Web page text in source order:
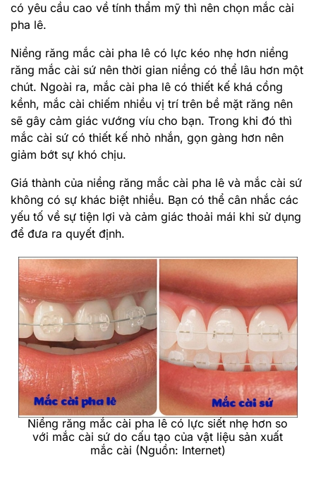
có yêu cầu cao về tính thẩm mỹ thì nên chọn mắc cài
pha lê.
Niềng răng mắc cài pha lê có lực kéo nhẹ hơn niềng
răng mắc cài sứ nên thời gian niềng có thể lâu hơn một
chút. Ngoài ra, mắc cài pha lê có thiết kế khá cồng
kềnh, mắc cài chiếm nhiều vị trí trên bề mặt răng nên
sẽ gây cảm giác vướng víu cho bạn. Trong khi đó thì
mắc cài sứ có thiết kế nhỏ nhắn, gọn gàng hơn nên
giảm bớt sự khó chịu.
Giá thành của niềng răng mắc cài pha lê và mắc cài sứ
không có sự khác biệt nhiều. Bạn có thể cân nhắc các
yếu tố về sự tiện lợi và cảm giác thoải mái khi sử dụng
để đưa ra quyết định.
Niềng răng mắc cài pha lê có lực siết nhẹ hơn so
với mắc cài sứ do cấu tạo của vật liệu sản xuất
mắc cài (Nguồn: Internet)